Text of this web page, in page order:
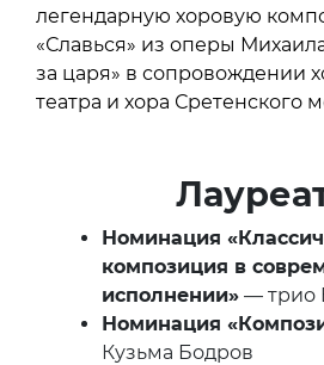
легендарную хоровую
«Славься» из оперы
за царя» в сопровождении
театра и хора Сретенского
Номинация
композиция в
исполнении» — трио
Номинация
Кузьма Бодров